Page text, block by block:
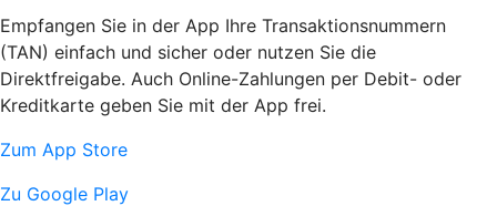
Empfangen Sie in der App Ihre Transaktionsnummern
(TAN) einfach und sicher oder nutzen Sie die
Direktfreigabe. Auch Online-Zahlungen per Debit- oder
Kreditkarte geben Sie mit der App frei.
Zum App Store
Zu Google Play